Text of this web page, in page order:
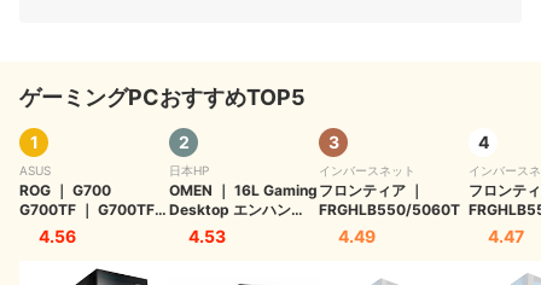
ゲーミングPCの電気代を抑えるには？節約の秘訣をチェックしよう
すぐに実践できる電気代の節約術
ゲーミングPC購入・カスタマイズ時にチェックすること
これからゲーミングPCを購入するなら、おすすめランキングをチェッ
ゲーミングPCおすすめTOP5
1
ASUS
ROG ｜ G700
G700TF ｜ G700TF-
7265KF168W
4.56
2
日本HP
OMEN ｜ 16L Gaming
Desktop エンハンス
ドモデルv2
0021jp
4.53
3
インバースネット
フロンティア ｜
FRGHLB550/5060T
4.49
4
インバース
フロンテ
4.47